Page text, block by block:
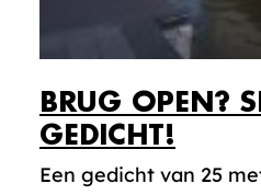
BRUG OPEN?
GEDICHT!
Een gedicht van 25